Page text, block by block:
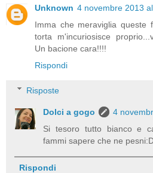
Unknown 4 novembre 2013
Imma che meraviglia queste
torta m'incuriosisce
Un bacione cara!!!!
Rispondi
Risposte
Dolci a gogo
4
Si tesoro tutto bianco e
fammi sapere che ne
Rispondi